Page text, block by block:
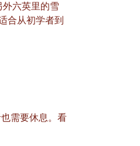
外六英里的雪
合从初学者到
需要休息。看